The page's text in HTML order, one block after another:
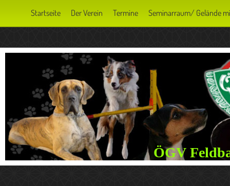
Startseite Der Verein Termine Seminarraum/ Gelände
ÖGV